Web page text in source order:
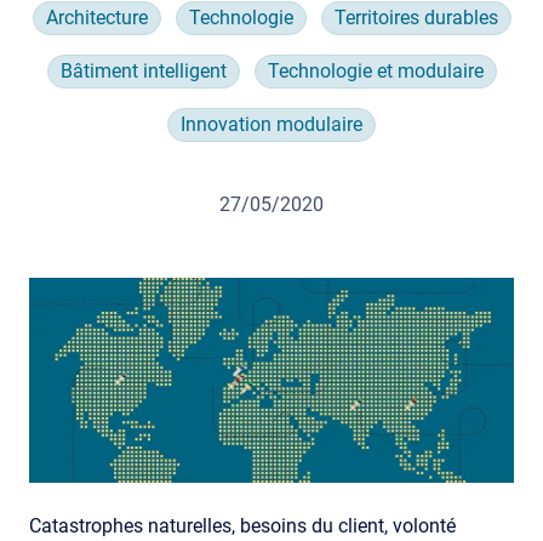
Architecture Technologie Territoires durables
Bâtiment intelligent Technologie et modulaire
Innovation modulaire
27/05/2020
Catastrophes naturelles, besoins du client, volonté